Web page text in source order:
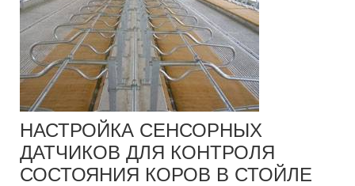
НАСТРОЙКА СЕНСОРНЫХ
ДАТЧИКОВ ДЛЯ КОНТРОЛЯ
СОСТОЯНИЯ КОРОВ В СТОЙЛЕ